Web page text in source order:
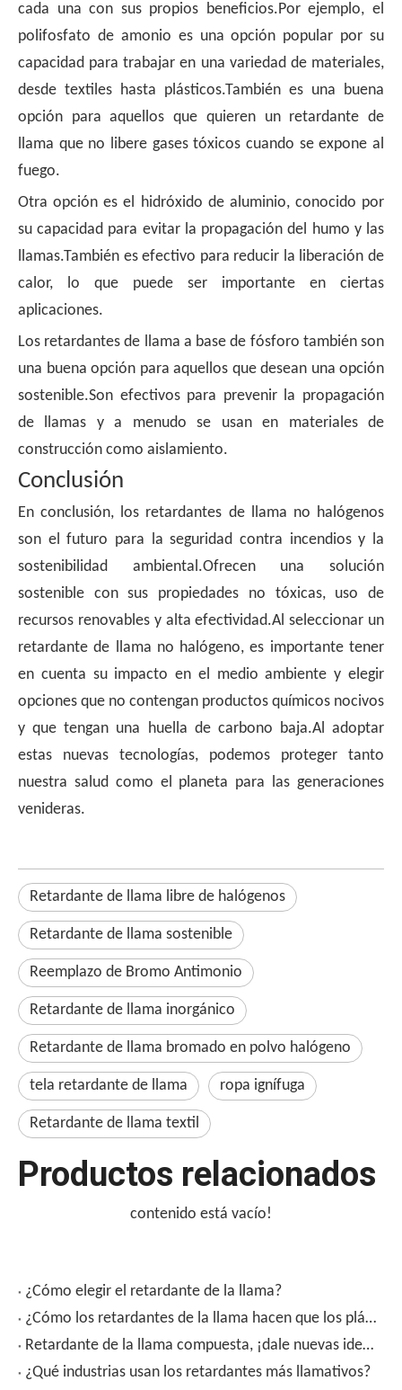
cada una con sus propios beneficios.Por ejemplo, el
polifosfato de amonio es una opción popular por su
capacidad para trabajar en una variedad de materiales,
desde textiles hasta plásticos.También es una buena
opción para aquellos que quieren un retardante de
llama que no libere gases tóxicos cuando se expone al
fuego.
Otra opción es el hidróxido de aluminio, conocido por
su capacidad para evitar la propagación del humo y las
llamas.También es efectivo para reducir la liberación de
calor, lo que puede ser importante en ciertas
aplicaciones.
Los retardantes de llama a base de fósforo también son
una buena opción para aquellos que desean una opción
sostenible.Son efectivos para prevenir la propagación
de llamas y a menudo se usan en materiales de
construcción como aislamiento.
Conclusión
En conclusión, los retardantes de llama no halógenos
son el futuro para la seguridad contra incendios y la
sostenibilidad ambiental.Ofrecen una solución
sostenible con sus propiedades no tóxicas, uso de
recursos renovables y alta efectividad.Al seleccionar un
retardante de llama no halógeno, es importante tener
en cuenta su impacto en el medio ambiente y elegir
opciones que no contengan productos químicos nocivos
y que tengan una huella de carbono baja.Al adoptar
estas nuevas tecnologías, podemos proteger tanto
nuestra salud como el planeta para las generaciones
venideras.
Retardante de llama libre de halógenos
Retardante de llama sostenible
Reemplazo de Bromo Antimonio
Retardante de llama inorgánico
Retardante de llama bromado en polvo halógeno
tela retardante de llama ropa ignífuga
Retardante de llama textil
Productos relacionados
contenido está vacío!
¿Cómo elegir el retardante de la llama?
¿Cómo los retardantes de la llama hacen que los plásticos no teman la llama abierta?
Retardante de la llama compuesta, ¡dale nuevas ideas de retardante de llama!
¿Qué industrias usan los retardantes más llamativos?